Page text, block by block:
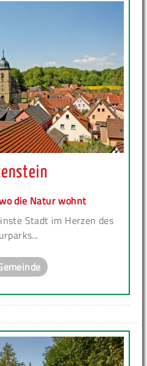
die Natur wohnt
Stadt im Herzen des